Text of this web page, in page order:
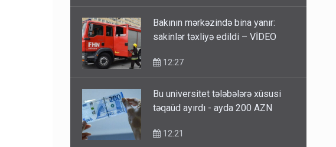
Bakının mərkəzində bina yanır:
sakinlər təxliyə edildi – VİDEO
Bu universitet tələbələrə xüsusi
təqaüd ayırdı - ayda 200 AZN